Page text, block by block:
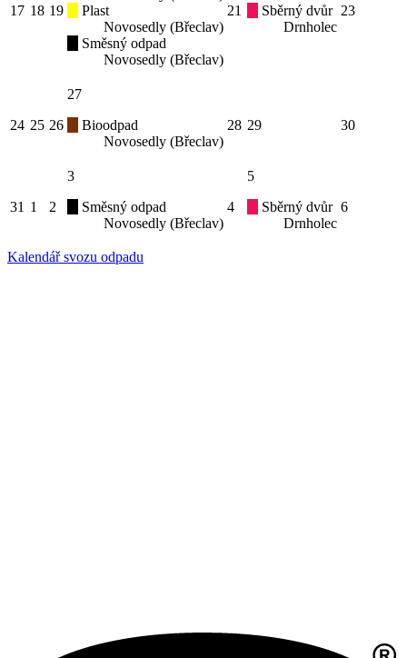
17 18 19
Plast
Novosedly (Břeclav)
Směsný odpad
Novosedly (Břeclav)
21
Sběrný dvůr
Drnholec
23
24 25 26
27
Bioodpad
Novosedly (Břeclav)
28 29 30
31 1 2
3
Směsný odpad
Novosedly (Břeclav)
4
5
Sběrný dvůr
Drnholec
6
Kalendář svozu odpadu